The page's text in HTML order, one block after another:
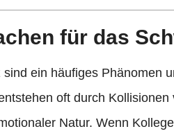
für das
ein häufiges Phänomen
oft durch
Natur. Wenn